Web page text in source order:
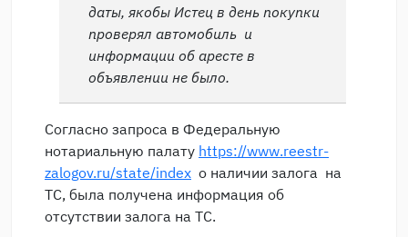
даты, якобы Истец в день покупки
проверял автомобиль и
информации об аресте в
объявлении не было.
Согласно запроса в Федеральную
нотариальную палату https://www.reestr-
zalogov.ru/state/index о наличии залога на
ТС, была получена информация об
отсутствии залога на ТС.